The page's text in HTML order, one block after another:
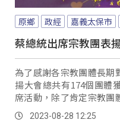
原鄉 政經 嘉義太保市
蔡總統出席宗教團表
為了感謝各宗教團體長期
揚大會總共有174個團體
席活動，除了肯定宗教團
來在長照推動上，也會再
也說明，今年三讀通過組
2023-08-28 12:25